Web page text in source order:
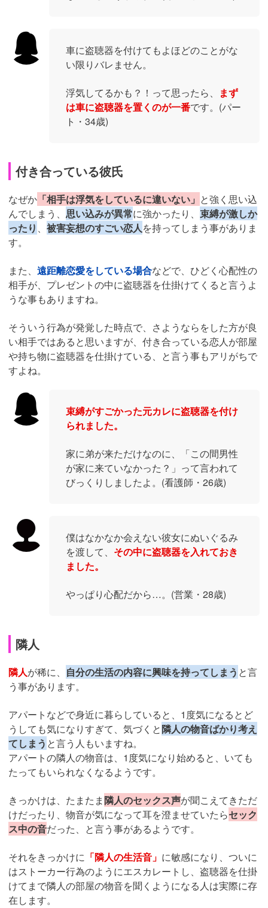
車に盗聴器を付けてもよほどのことがな
い限りバレません。
浮気してるかも？！って思ったら、
まず
は車に盗聴器を置くのが一番です。(パー
ト・34歳)
付き合っている彼氏
なぜか 「相手は浮気をしているに違いない」 と強く思い込
んでしまう、 思い込みが異常に強かったり、 束縛が激しか
ったり 、 被害妄想のすごい恋人を持ってしまう事がありま
す。
また、 遠距離恋愛をしている場合などで、ひどく心配性の
相手が、プレゼントの中に盗聴器を仕掛けてくると言うよ
うな事もありますね。
そういう行為が発覚した時点で、さようならをした方が良
い相手ではあると思いますが、付き合っている恋人が部屋
や持ち物に盗聴器を仕掛けている、と言う事もアリがちで
すよね。
束縛がすごかった元カレに盗聴器を付け
られました。
家に弟が来ただけなのに、「この間男性
が家に来ていなかった？」って言われて
びっくりしましたよ。(看護師・26歳)
僕はなかなか会えない彼女にぬいぐるみ
を渡して、 その中に盗聴器を入れておき
ました。
やっぱり心配だから…。(営業・28歳)
隣人
隣人が稀に、 自分の生活の内容に興味を持ってしまう と言
う事があります。
アパートなどで身近に暮らしていると、1度気になるとど
うしても気になりすぎて、気づくと隣人の物音ばかり考え
てしまう と言う人もいますね。
アパートの隣人の物音は、1度気になり始めると、いても
たってもいられなくなるようです。
きっかけは、たまたま 隣人のセックス声が聞こえてきただ
けだったり、物音が気になって耳を澄ませていたらセック
ス中の音だった、と言う事があるようです。
それをきっかけに 「隣人の生活音」 に敏感になり、ついに
はストーカー行為のようにエスカレートし、盗聴器を仕掛
けてまで隣人の部屋の物音を聞くようになる人は実際に存
在します。